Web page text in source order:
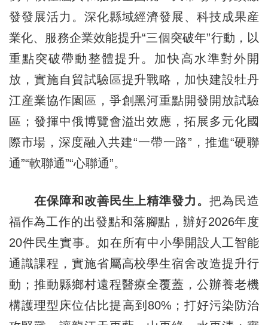
發發展活力。深化縣域經濟發展、科技成果産
業化、服務企業效能提升“三個突破年”行動，以
重點突破帶動整體提升。加快高水準對外開
放，實施自貿試驗區提升戰略，加快建設牡丹
江産業協作園區，爭創黑河重點開發開放試驗
區；發揮中俄博覽會溢出效應，拓展多元化國
際市場，深度融入共建“一帶一路”，推進“硬聯
通”“軟聯通”“心聯通”。
在保障和改善民生上精準發力。把為民造
福作為工作的出發點和落腳點，辦好2026年度
20件民生實事。如在所有中小學開設人工智能
通識課程，實施省屬高校學生宿舍改造提升行
動；推動縣鄉村遠程醫療全覆蓋，公辦養老機
構護理型床位佔比提高到80%；打好污染防治